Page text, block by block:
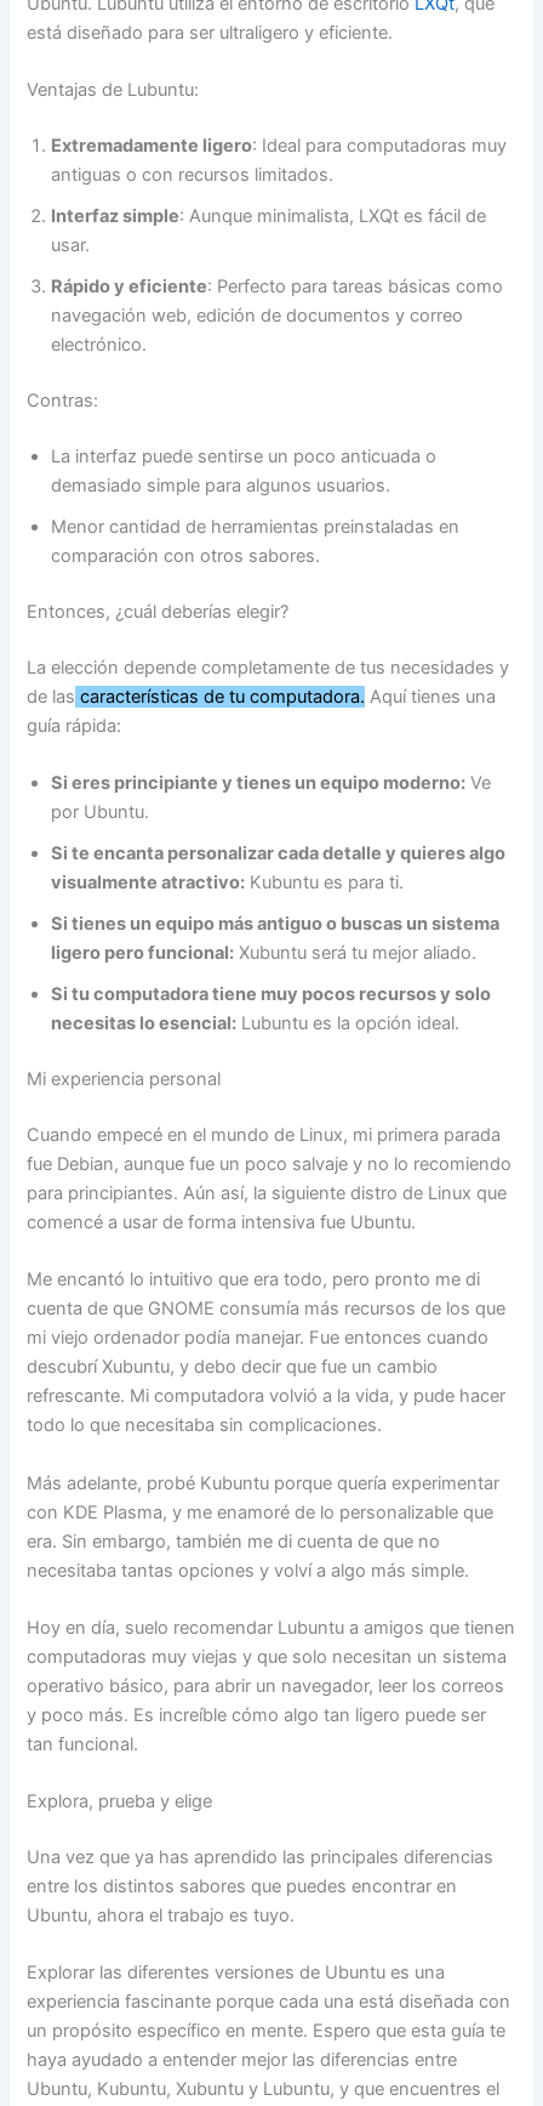
está diseñado para ser ultraligero y eficiente.
Ventajas de Lubuntu:
Extremadamente ligero: Ideal para computadoras muy
antiguas o con recursos limitados.
Interfaz simple: Aunque minimalista, LXQt es fácil de
usar.
Rápido y eficiente: Perfecto para tareas básicas como
navegación web, edición de documentos y correo
electrónico.
Contras:
La interfaz puede sentirse un poco anticuada o
demasiado simple para algunos usuarios.
Menor cantidad de herramientas preinstaladas en
comparación con otros sabores.
Entonces, ¿cuál deberías elegir?
La elección depende completamente de tus necesidades y
de las características de tu computadora. Aquí tienes una
guía rápida:
Si eres principiante y tienes un equipo moderno: Ve
por Ubuntu.
Si te encanta personalizar cada detalle y quieres algo
visualmente atractivo: Kubuntu es para ti.
Si tienes un equipo más antiguo o buscas un sistema
ligero pero funcional: Xubuntu será tu mejor aliado.
Si tu computadora tiene muy pocos recursos y solo
necesitas lo esencial: Lubuntu es la opción ideal.
Mi experiencia personal
Cuando empecé en el mundo de Linux, mi primera parada
fue Debian, aunque fue un poco salvaje y no lo recomiendo
para principiantes. Aún así, la siguiente distro de Linux que
comencé a usar de forma intensiva fue Ubuntu.
Me encantó lo intuitivo que era todo, pero pronto me di
cuenta de que GNOME consumía más recursos de los que
mi viejo ordenador podía manejar. Fue entonces cuando
descubrí Xubuntu, y debo decir que fue un cambio
refrescante. Mi computadora volvió a la vida, y pude hacer
todo lo que necesitaba sin complicaciones.
Más adelante, probé Kubuntu porque quería experimentar
con KDE Plasma, y me enamoré de lo personalizable que
era. Sin embargo, también me di cuenta de que no
necesitaba tantas opciones y volví a algo más simple.
Hoy en día, suelo recomendar Lubuntu a amigos que tienen
computadoras muy viejas y que solo necesitan un sistema
operativo básico, para abrir un navegador, leer los correos
y poco más. Es increíble cómo algo tan ligero puede ser
tan funcional.
Explora, prueba y elige
Una vez que ya has aprendido las principales diferencias
entre los distintos sabores que puedes encontrar en
Ubuntu, ahora el trabajo es tuyo.
Explorar las diferentes versiones de Ubuntu es una
experiencia fascinante porque cada una está diseñada con
un propósito específico en mente. Espero que esta guía te
haya ayudado a entender mejor las diferencias entre
Ubuntu, Kubuntu, Xubuntu y Lubuntu, y que encuentres el